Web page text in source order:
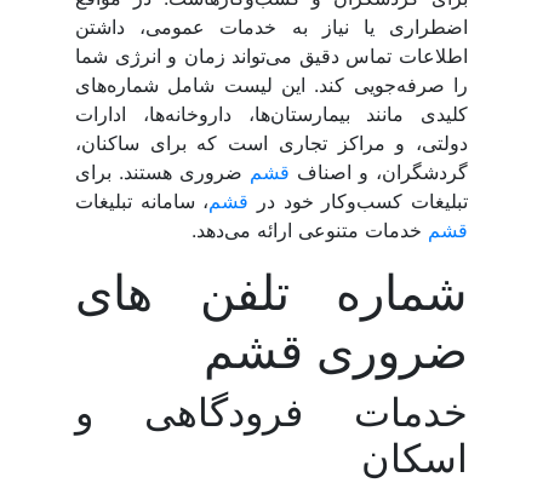
اضطراری یا نیاز به خدمات عمومی، داشتن
اطلاعات تماس دقیق می‌تواند زمان و انرژی شما
را صرفه‌جویی کند. این لیست شامل شماره‌های
کلیدی مانند بیمارستان‌ها، داروخانه‌ها، ادارات
دولتی، و مراکز تجاری است که برای ساکنان،
گردشگران، و اصناف قشم ضروری هستند. برای
تبلیغات کسب‌وکار خود در قشم، سامانه تبلیغات
قشم خدمات متنوعی ارائه می‌دهد.
شماره تلفن های
ضروری قشم
خدمات فرودگاهی و
اسکان